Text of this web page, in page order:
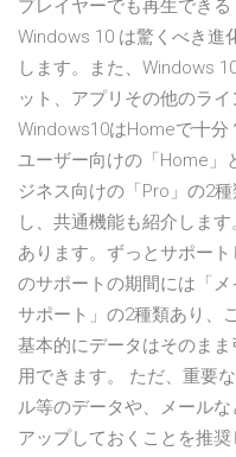
プレイヤーでも再生できる
Windows 10 は驚くべき進
します。また、Windows
ット、アプリその他のライ
Windows10はHomeで十
ユーザー向けの「Home」
ジネス向けの「Pro」の2
し、共通機能も紹介しま
あります。ずっとサポー
のサポートの期間には「
サポート」の2種類あり、
基本的にデータはそのま
用できます。 ただ、重要
ル等のデータや、メール
アップしておくことを推